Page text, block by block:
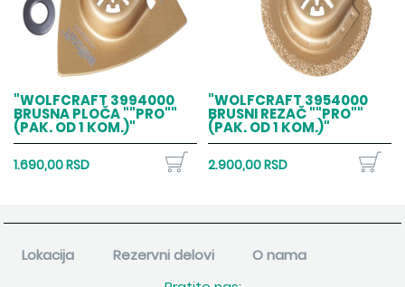
"WOLFCRAFT 3994000
BRUSNA PLOČA ""PRO""
(PAK. OD 1 KOM.)"
1.690,00 RSD
"WOLFCRAFT 3954000
BRUSNI REZAČ ""PRO""
(PAK. OD 1 KOM.)"
2.900,00 RSD
Lokacija Rezervni delovi
O nama